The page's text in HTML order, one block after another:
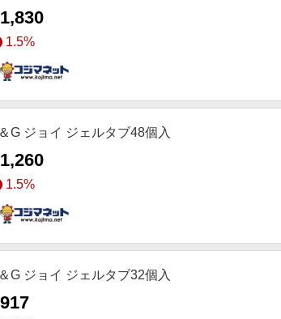
1,830
1.5%
G ジョイ ジェルタブ48個入
1,260
1.5%
G ジョイ ジェルタブ32個入
917